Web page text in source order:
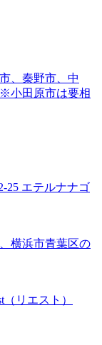
、秦野市、中
小田原市は要相
25 エテルナナゴ
横浜市青葉区の